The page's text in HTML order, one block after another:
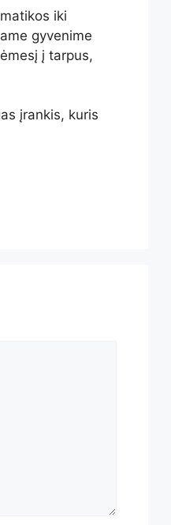
iki
gyvenime
į tarpus,
įrankis, kuris